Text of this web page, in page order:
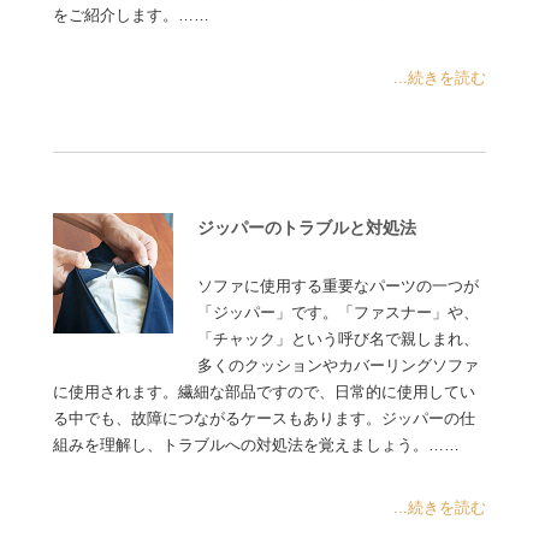
をご紹介します。……
...続きを読む
ジッパーのトラブルと対処法
ソファに使用する重要なパーツの一つが
「ジッパー」です。「ファスナー」や、
「チャック」という呼び名で親しまれ、
多くのクッションやカバーリングソファ
に使用されます。繊細な部品ですので、日常的に使用してい
る中でも、故障につながるケースもあります。ジッパーの仕
組みを理解し、トラブルへの対処法を覚えましょう。……
...続きを読む